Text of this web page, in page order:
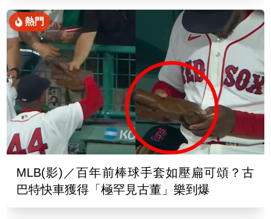
熱門
MLB(影)／百年前棒球手套如壓扁可頌？古
巴特快車獲得「極罕見古董」樂到爆